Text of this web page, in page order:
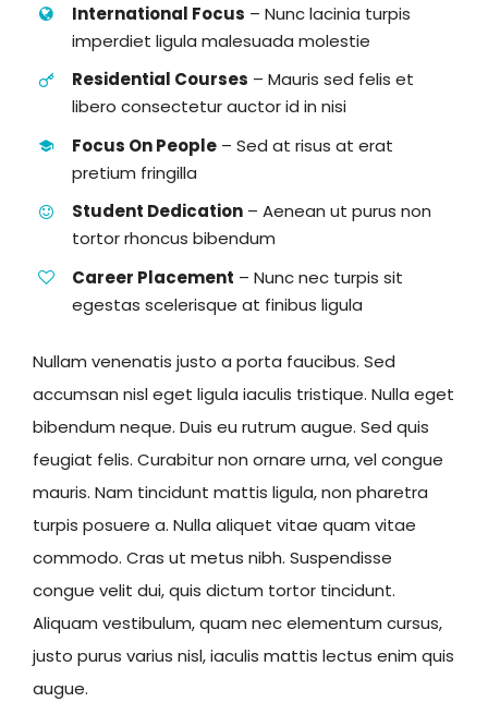
International Focus – Nunc lacinia turpis
imperdiet ligula malesuada molestie
Residential Courses – Mauris sed felis et
libero consectetur auctor id in nisi
Focus On People– Sed at risus at erat
pretium fringilla
Student Dedication– Aenean ut purus non
tortor rhoncus bibendum
Career Placement – Nunc nec turpis sit
egestas scelerisque at finibus ligula
Nullam venenatis justo a porta faucibus. Sed
accumsan nisl eget ligula iaculis tristique. Nulla eget
bibendum neque. Duis eu rutrum augue. Sed quis
feugiat felis. Curabitur non ornare urna, vel congue
mauris. Nam tincidunt mattis ligula, non pharetra
turpis posuere a. Nulla aliquet vitae quam vitae
commodo. Cras ut metus nibh. Suspendisse
congue velit dui, quis dictum tortor tincidunt.
Aliquam vestibulum, quam nec elementum cursus,
justo purus varius nisl, iaculis mattis lectus enim quis
augue.